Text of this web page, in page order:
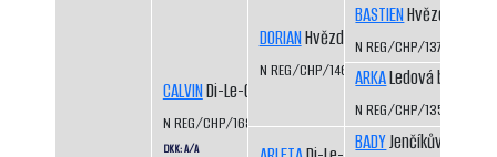
CALVINDi-Le-Grej
N REG/CHP/1686/13/15
DKK: A/A
DORIANHvězda Vysočiny
N REG/CHP/1461/07/10
BASTIENHvězda
N REG/CHP/1375/05/07
ARKALedová bouře
N REG/CHP/1352/04/06
BADYJenčíkův les